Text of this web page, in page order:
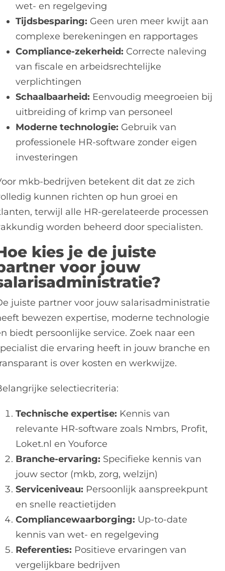
wet- en regelgeving
Tijdsbesparing: Geen uren meer kwijt aan
complexe berekeningen en rapportages
Compliance-zekerheid: Correcte naleving
van fiscale en arbeidsrechtelijke
verplichtingen
Schaalbaarheid: Eenvoudig meegroeien bij
uitbreiding of krimp van personeel
Moderne technologie: Gebruik van
professionele HR-software zonder eigen
investeringen
mkb-bedrijven betekent dit dat ze zich
kunnen richten op hun groei en
terwijl alle HR-gerelateerde processen
worden beheerd door specialisten.
kies je de juiste
voor jouw
juiste partner voor jouw salarisadministratie
bewezen expertise, moderne technologie
biedt persoonlijke service. Zoek naar een
die ervaring heeft in jouw branche en
is over kosten en werkwijze.
selectiecriteria:
Technische expertise: Kennis van
relevante HR-software zoals Nmbrs, Profit,
Loket.nl en Youforce
Branche-ervaring: Specifieke kennis van
jouw sector (mkb, zorg, welzijn)
Serviceniveau: Persoonlijk aanspreekpunt
en snelle reactietijden
Compliancewaarborging: Up-to-date
kennis van wet- en regelgeving
Referenties: Positieve ervaringen van
vergelijkbare bedrijven